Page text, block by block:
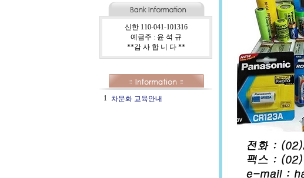
신한 110-041-101316
예금주 : 윤 석 규
**감 사 합 니 다 **
1 차문화 교육안내